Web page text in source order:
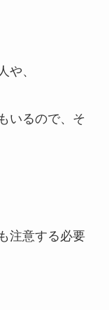
や、
いるので、そ
注意する必要